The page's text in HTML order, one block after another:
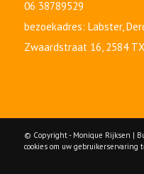
06 38789529
bezoekadres: Labster,
Zwaardstraat 16, 2584
© Copyright - Monique Rijksen |
cookies om uw gebruikerservaring